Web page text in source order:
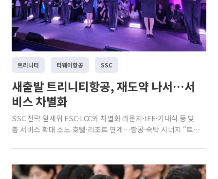
트리니티 티웨이항공 SSC
새출발 트리니티항공, 재도약 나서…서
비스 차별화
SSC 전략 앞세워 FSC·LCC와 차별화 라운지·IFE·기내식 등 맞
춤 서비스 확대 소노 호텔·리조트 연계…항공·숙박 시너지 “트
공하는 항공사가 되겠습니다.”(이상윤 트리니티항공 대표이사)
소노트리니티그룹이 인수한 티웨이항공이 '트리니티항공'으로
간판을 바꿔 달고 재도약에 나선